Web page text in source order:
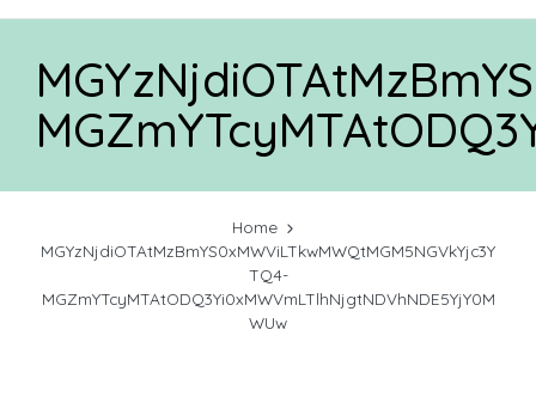
Home
MGYzNjdiOTAtMzBmYS0xMWViLTkwMWQtMGM5NGVkYjc3Y
TQ4-
MGZmYTcyMTAtODQ3Yi0xMWVmLTlhNjgtNDVhNDE5YjY0M
WUw